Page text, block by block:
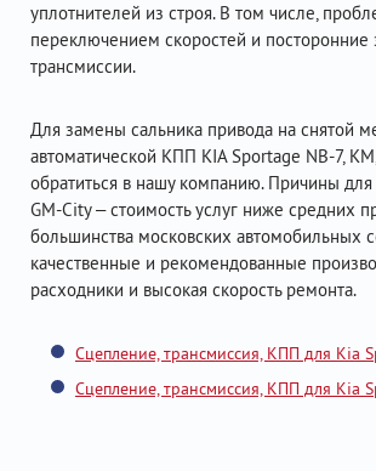
уплотнителей из строя. В том числе,
переключением скоростей и посторонние
трансмиссии.
Для замены сальника привода на снятой
автоматической КПП KIA Sportage NB-7,
обратиться в нашу компанию. Причины
GM-City – стоимость услуг ниже средних
большинства московских автомобильных
качественные и рекомендованные
расходники и высокая скорость ремонта.
Сцепление, трансмиссия, КПП для Kia
Сцепление, трансмиссия, КПП для Kia